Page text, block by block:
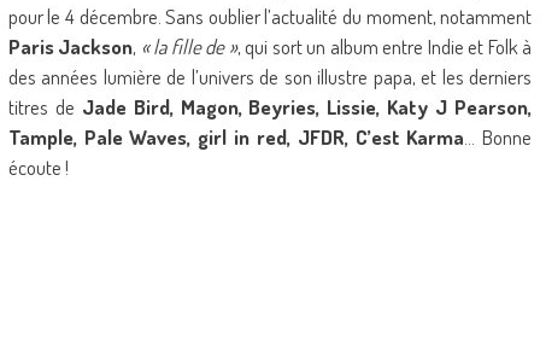
pour le 4 décembre. Sans oublier l’actualité du moment, notamment
Paris Jackson, « la fille de », qui sort un album entre Indie et Folk à
des années lumière de l’univers de son illustre papa, et les derniers
titres de Jade Bird, Magon, Beyries, Lissie, Katy J Pearson,
Tample, Pale Waves, girl in red, JFDR, C’est Karma … Bonne
écoute !